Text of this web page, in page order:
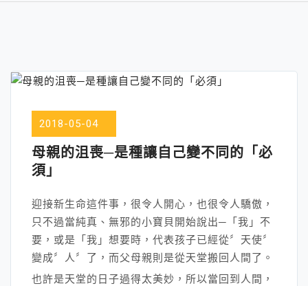
2018-05-04
母親的沮喪─是種讓自己變不同的「必
須」
迎接新生命這件事，很令人開心，也很令人驕傲，
只不過當純真、無邪的小寶貝開始說出─「我」不
要，或是「我」想要時，代表孩子已經從〞天使〞
變成〞人〞了，而父母親則是從天堂搬回人間了。
也許是天堂的日子過得太美妙，所以當回到人間，